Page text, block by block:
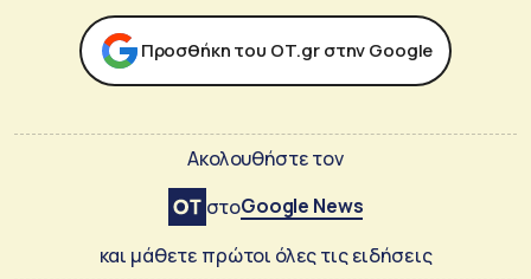
Προσθήκη του ΟΤ.gr στην Google
Ακολουθήστε τον
στοGoogle News
και μάθετε πρώτοι όλες τις ειδήσεις